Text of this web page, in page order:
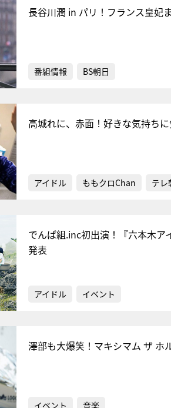
長谷川潤 in パリ！フランス皇妃
番組情報 BS朝日
高城れに、赤面！好きな気持ち
アイドル ももクロChan テレ
でんぱ組.inc初出演！『六本木ア
発表
アイドル イベント
澤部も大爆笑！マキシマム ザ ホ
イベント 音楽